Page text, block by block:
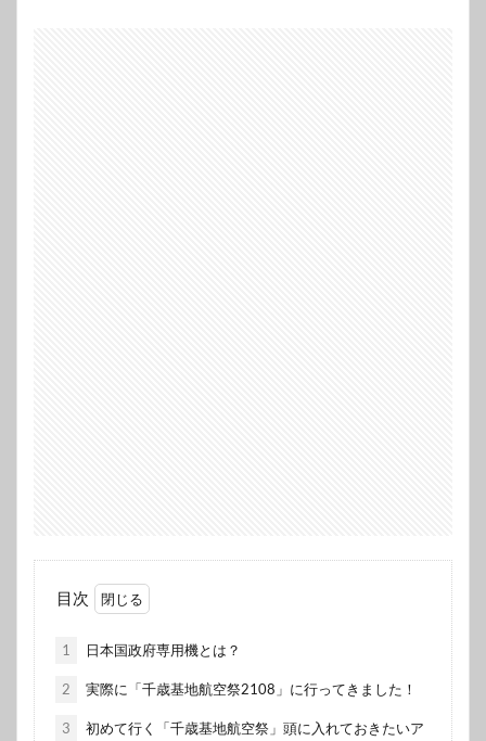
目次
1 日本国政府専用機とは？
2 実際に「千歳基地航空祭2108」に行ってきました！
3
初めて行く「千歳基地航空祭」頭に入れておきたいア